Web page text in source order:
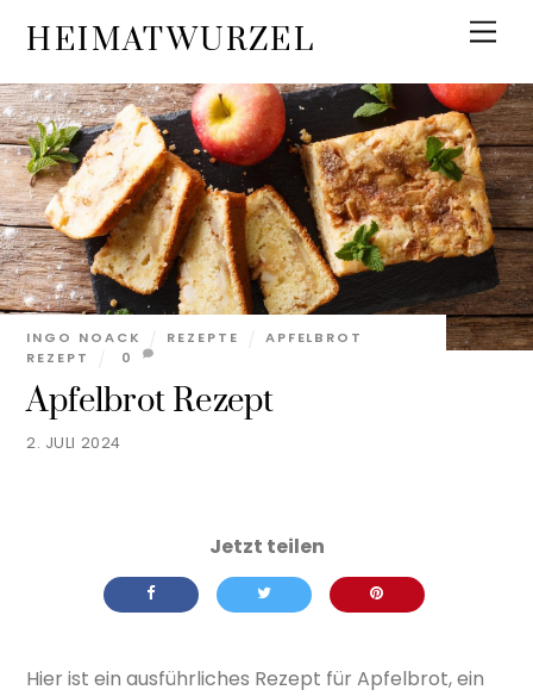
content
HEIMATWURZEL
2. JULI 2024
Apfelbrot Rezept
INGO NOACK REZEPTE
APFELBROT
REZEPT
0
Hier ist ein ausführliches Rezept für Apfelbrot, ein